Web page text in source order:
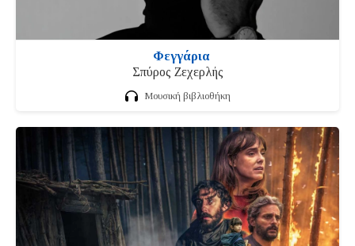
Φεγγάρια
Σπύρος Ζεχερλής
Μουσική βιβλιοθήκη